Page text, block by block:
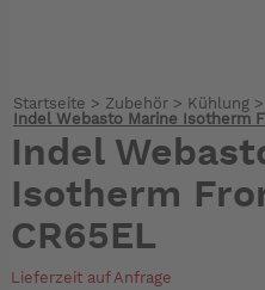
Startseite > Zubehör> Kühlung>
Indel Webasto Marine Isotherm
Indel
Isotherm
CR65EL
Lieferzeit auf Anfrage